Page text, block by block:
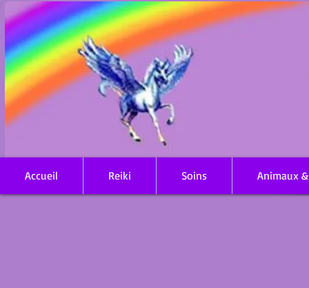
Accueil Reiki Soins Animaux